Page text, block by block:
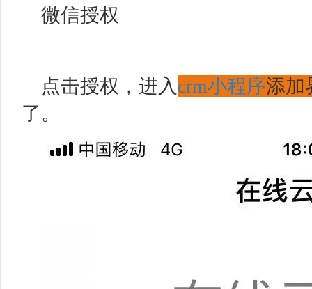
微信授权
点击授权，进入crm小程序添加
了。